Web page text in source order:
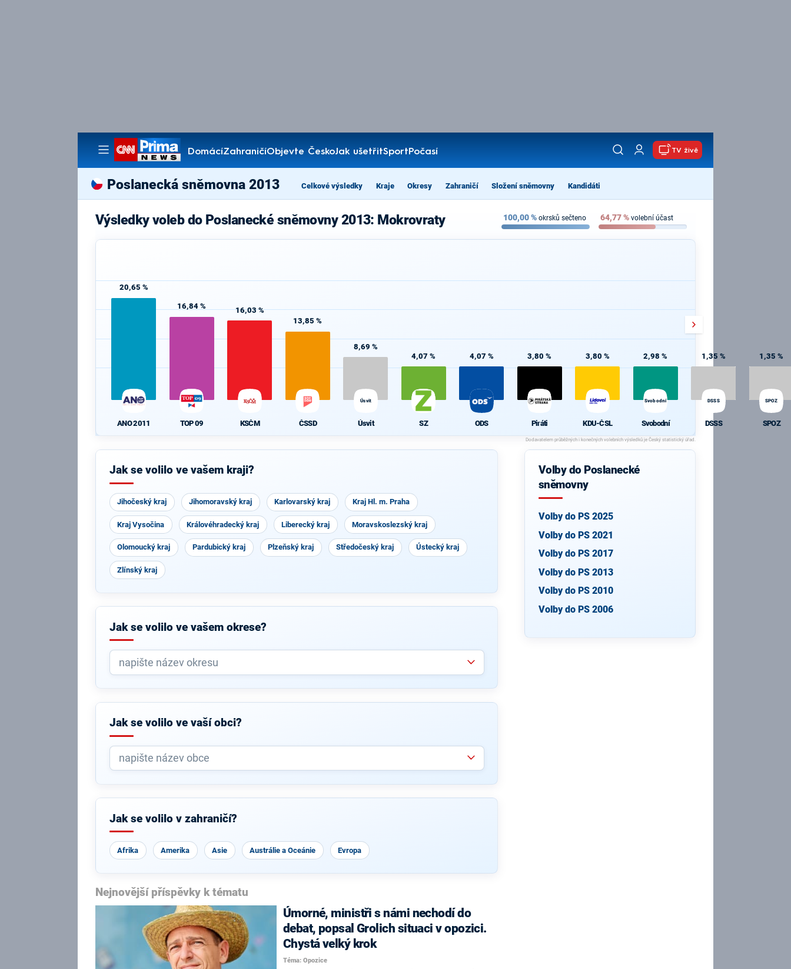
DomácíZahraničíObjevte ČeskoJak ušetřitSportPočasí
Pořady
TV živě
Poslanecká sněmovna 2013 Celkové výsledky Kraje Okresy Zahraničí Složení sněmovny Kandidáti
Výsledky voleb do Poslanecké sněmovny 2013: Mokrovraty 100,00% okrsků sečteno 64,77% volební účast
20,65 %
ANO 2011
16,84 %
TOP 09
16,03 %
KSČM
13,85 %
ČSSD
8,69 %
Úsvit
Úsvit
4,07 %
SZ
4,07 %
ODS
3,80 %
Piráti
3,80 %
KDU-ČSL
2,98 %
Svobodní
Svobodní
1,35 %
DSSS
DSSS
1,35 %
SPOZ
SPOZ
Jak se volilo ve vašem kraji?
Jihočeský kraj Jihomoravský kraj Karlovarský kraj Kraj Hl. m. Praha
Kraj Vysočina Královéhradecký kraj Liberecký kraj Moravskoslezský kraj
Olomoucký kraj Pardubický kraj Plzeňský kraj Středočeský kraj Ústecký kraj
Zlínský kraj
Jak se volilo ve vašem okrese?
Jak se volilo ve vaší obci?
Jak se volilo v zahraničí?
Afrika Amerika Asie Austrálie a Oceánie Evropa
Nejnovější příspěvky k tématu
Úmorné, ministři s námi nechodí do
debat, popsal Grolich situaci v opozici.
Chystá velký krok
Téma: Opozice
Volby do Poslanecké
sněmovny
Volby do PS 2025
Volby do PS 2021
Volby do PS 2017
Volby do PS 2013
Volby do PS 2010
Volby do PS 2006